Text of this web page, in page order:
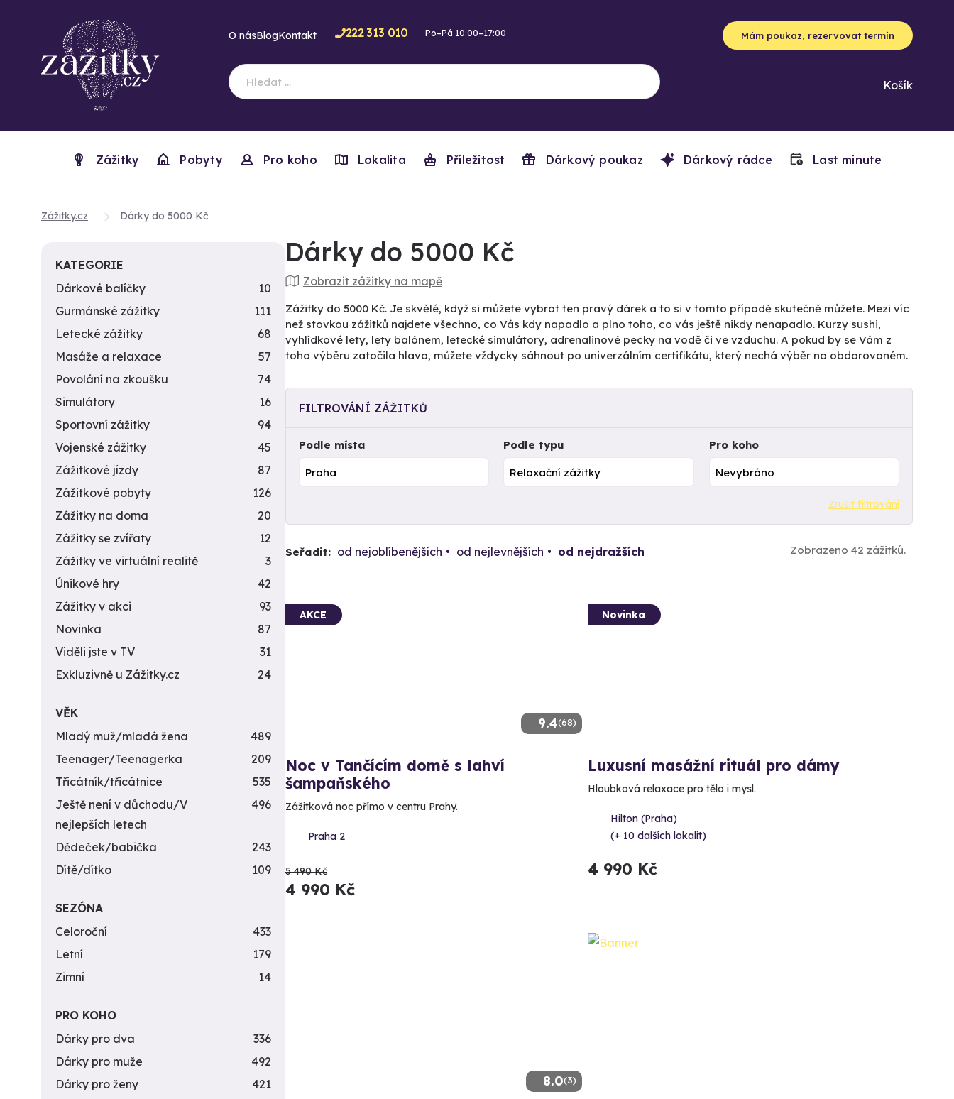
O násBlogKontakt 222 313 010 Po–Pá 10:00–17:00 Mám poukaz, rezervovat termín
Košík
Zážitky Pobyty Pro koho Lokalita Příležitost Dárkový poukaz Dárkový rádce Last minute
Zážitky.cz Dárky do 5000 Kč
Dárky do 5000 Kč
Zobrazit zážitky na mapě
Zážitky do 5000 Kč. Je skvělé, když si můžete vybrat ten pravý dárek a to si v tomto případě skutečně můžete. Mezi víc
než stovkou zážitků najdete všechno, co Vás kdy napadlo a plno toho, co vás ještě nikdy nenapadlo. Kurzy sushi,
vyhlídkové lety, lety balónem, letecké simulátory, adrenalinové pecky na vodě či ve vzduchu. A pokud by se Vám z
toho výběru zatočila hlava, můžete vždycky sáhnout po univerzálním certifikátu, který nechá výběr na obdarovaném.
FILTROVÁNÍ ZÁŽITKŮ
Podle místa Podle typu Pro koho
Zrušit filtrování
Seřadit: od nejoblíbenějších od nejlevnějších od nejdražších Zobrazeno 42 zážitků.
9.4(68)
AKCE
Noc v Tančícím domě s lahví
šampaňského
Zážitková noc přímo v centru Prahy.
Praha 2
5 490 Kč
4 990 Kč
Novinka
Luxusní masážní rituál pro dámy
Hloubková relaxace pro tělo i mysl.
Hilton (Praha)
(+ 10 dalších lokalit)
4 990 Kč
8.0(3)
KATEGORIE
Dárkové balíčky
10
Gurmánské zážitky
111
Letecké zážitky
68
Masáže a relaxace
57
Povolání na zkoušku
74
Simulátory
16
Sportovní zážitky
94
Vojenské zážitky
45
Zážitkové jízdy
87
Zážitkové pobyty
126
Zážitky na doma
20
Zážitky se zvířaty
12
Zážitky ve virtuální realitě
3
Únikové hry
42
Zážitky v akci
93
Novinka
87
Viděli jste v TV
31
Exkluzivně u Zážitky.cz
24
VĚK
Mladý muž/mladá žena
489
Teenager/Teenagerka
209
Třicátník/třicátnice
535
Ještě není v důchodu/V
nejlepších letech
496
Dědeček/babička
243
Dítě/dítko
109
SEZÓNA
Celoroční
433
Letní
179
Zimní
14
PRO KOHO
Dárky pro dva
336
Dárky pro muže
492
Dárky pro ženy
421